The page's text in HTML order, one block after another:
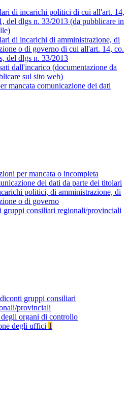
di incarichi politici di cui all'art. 14,
del dlgs n. 33/2013 (da pubblicare in
di incarichi di amministrazione, di
o di governo di cui all'art. 14, co.
del dlgs n. 33/2013
dall'incarico (documentazione da
sul sito web)
mancata comunicazione dei dati
per mancata o incompleta
dei dati da parte dei titolari
politici, di amministrazione, di
o di governo
gruppi consiliari regionali/provinciali
gruppi consiliari
provinciali
organi di controllo
degli uffici 1